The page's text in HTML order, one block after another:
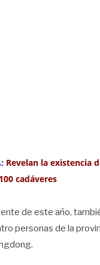
Revelan la existencia
cadáveres
de este año,
personas de la